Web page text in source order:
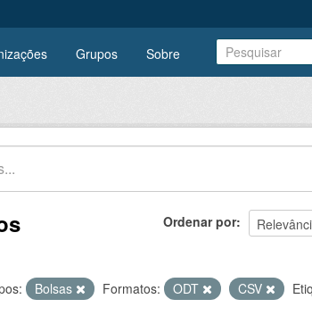
Grupos Sobre
Ordenar por
Bolsas Formatos: ODT CSV